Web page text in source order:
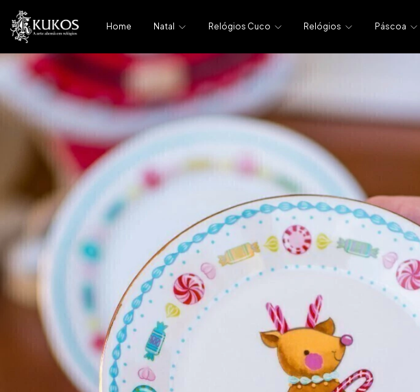
Home Natal Relógios Cuco Relógios Páscoa